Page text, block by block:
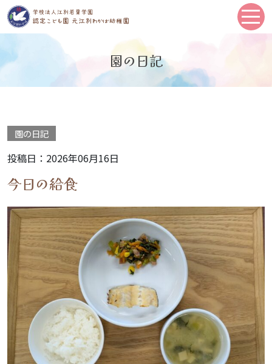
園の日記
園の日記
投稿日：2026年06月16日
今日の給食